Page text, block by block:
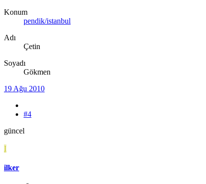
Konum
pendik/istanbul
Adı
Çetin
Soyadı
Gökmen
19 Ağu 2010
#4
güncel
I
ilker